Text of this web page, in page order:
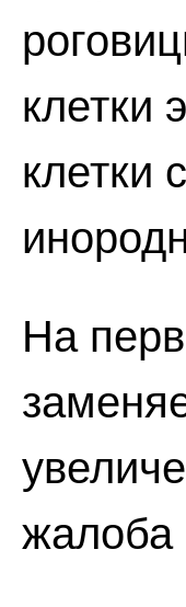
клетки
клетки
На
жалоба